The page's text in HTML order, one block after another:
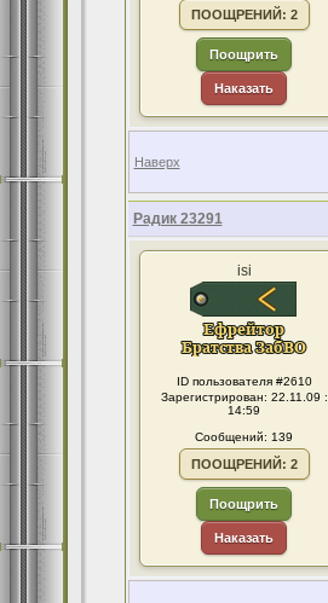
ПООЩРЕНИЙ: 2
Поощрить
Наказать
Наверх
Радик 23291
isi
ID пользователя #2610
Зарегистрирован: 22.11.09 :
14:59
Сообщений: 139
ПООЩРЕНИЙ: 2
Поощрить
Наказать